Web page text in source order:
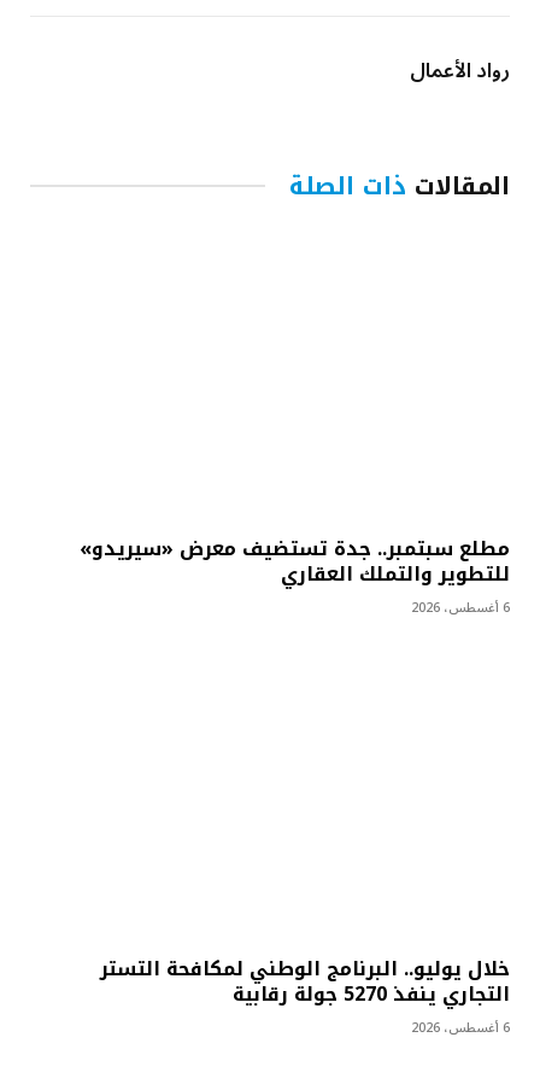
رواد الأعمال
المقالات ذات الصلة
مطلع سبتمبر.. جدة تستضيف معرض «سيريدو»
للتطوير والتملك العقاري
6 أغسطس، 2026
خلال يوليو.. البرنامج الوطني لمكافحة التستر
التجاري ينفذ 5270 جولة رقابية
6 أغسطس، 2026